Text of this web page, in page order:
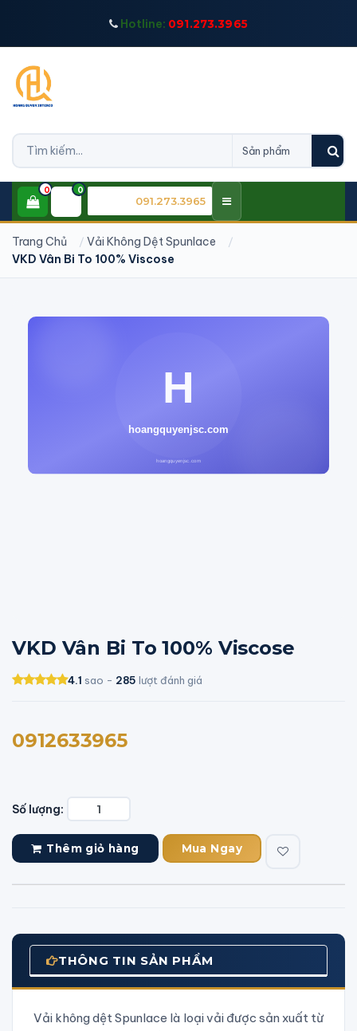
Hotline: 091.273.3965
0 0
091.273.3965
Trang Chủ
Vải Không Dệt Spunlace
VKD Vân Bi To 100% Viscose
VKD Vân Bi To 100% Viscose
4.1 sao - 285 lượt đánh giá
0912633965
Số lượng:
Thêm giỏ hàng Mua Ngay
THÔNG TIN SẢN PHẨM
Vải không dệt Spunlace là loại vải được sản xuất từ